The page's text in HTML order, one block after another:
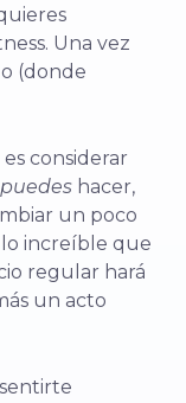
Una vez
(donde
considerar
puedes hacer,
un poco
lo increíble que
regular hará
un acto